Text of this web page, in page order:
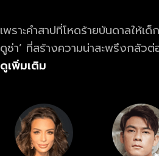
เพราะคำสาปที่โหดร้ายบันดาลให้เ
ดูซ่า’ ที่สร้างความน่าสะพรึงกลัว
ดูเพิ่มเติม